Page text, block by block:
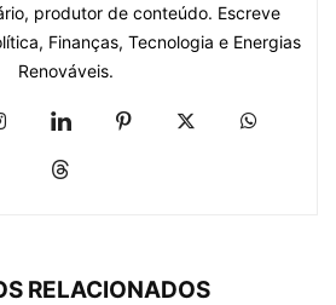
produtor de conteúdo. Escreve
Finanças, Tecnologia e Energias
Renováveis.
RELACIONADOS